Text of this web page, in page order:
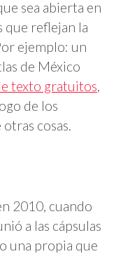
sea abierta en
que reflejan la
ejemplo: un
de México
texto gratuitos,
de los
cosas.
2010, cuando
a las cápsulas
una propia que